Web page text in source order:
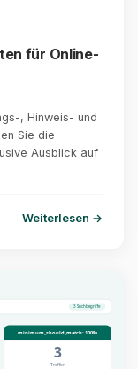
für Online-
, Hinweis- und
Sie die
Ausblick auf
Weiterlesen →
3 Suchbegriffe
minimum_should_match: 100%
3
Treffer